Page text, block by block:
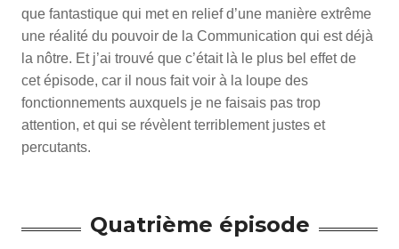
que fantastique qui met en relief d’une manière extrême
une réalité du pouvoir de la Communication qui est déjà
la nôtre. Et j’ai trouvé que c’était là le plus bel effet de
cet épisode, car il nous fait voir à la loupe des
fonctionnements auxquels je ne faisais pas trop
attention, et qui se révèlent terriblement justes et
percutants.
Quatrième épisode